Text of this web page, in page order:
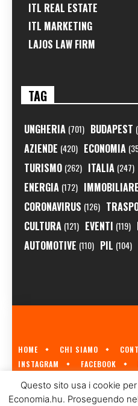
ITL REAL ESTATE
ITL MARKETING
LAJOS LAW FIRM
TAG
UNGHERIA (701) BUDAPEST
AZIENDE (420) ECONOMIA
TURISMO (262) ITALIA (247)
ENERGIA (172) IMMOBILIARE
CORONAVIRUS (126)
CULTURA (121) EVENTI (119)
AUTOMOTIVE (110) PIL (104)
HOME CHI SIAMO
INSTAGRAM
FACEBOOK
ECONOMIA.HU È IL PRIMO GIORNALE
A CURA DIITL
Questo sito usa i cookie
Economia.hu. Proseguendo